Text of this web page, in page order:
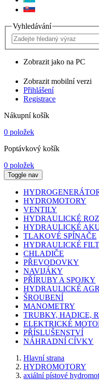
Vyhledávání
Zobrazit jako na PC
Zobrazit mobilní verzi
Přihlášení
Registrace
Nákupní košík
0 položek
Poptávkový košík
0 položek
Toggle nav
HYDROMOTORY
VENTILY
HYDRAULICKÉ
HYDRAULICKÉ
TLAKOVÉ SPÍNAČE
HYDRAULICKÉ
CHLADIČE
PŘEVODOVKY
NAVIJÁKY
PŘÍRUBY A SPOJKY
HYDRAULICKÉ
ŠROUBENÍ
MANOMETRY
TRUBKY, HADICE,
ELEKTRICKÉ
PŘÍSLUŠENSTVÍ
NÁHRADNÍ CÍVKY
Hlavní strana
HYDROMOTORY
axiální pístové